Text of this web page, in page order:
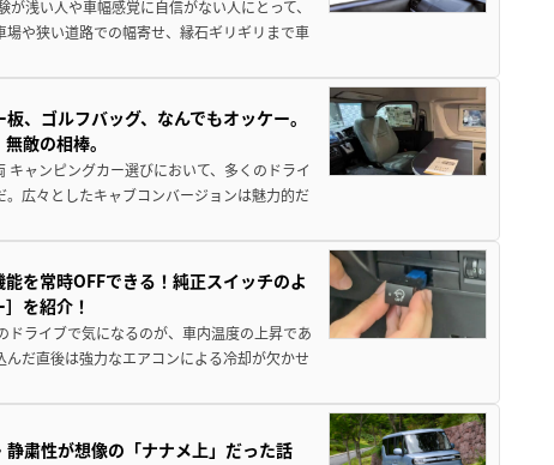
浅い人や車幅感覚に自信がない人にとって、
や狭い道路での幅寄せ、縁石ギリギリまで車
、ゴルフバッグ、なんでもオッケー。
敵の相棒。
ャンピングカー選びにおいて、多くのドライ
広々としたキャブコンバージョンは魅力的だ
を常時OFFできる！純正スイッチのよ
を紹介！
ライブで気になるのが、車内温度の上昇であ
だ直後は強力なエアコンによる冷却が欠かせ
粛性が想像の「ナナメ上」だった話